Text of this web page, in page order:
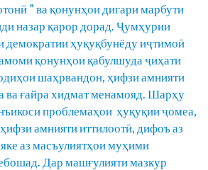
” ва қонунҳои дигари марбути
назар қарор дорад. Ҷумҳурии
демократии ҳуқуқбунёду иҷтимоӣ
қонунҳои қабулшуда ҷиҳати
шаҳрвандон, ҳифзи амнияти
ва ғайра хидмат менамояд. Шарҳу
проблемаҳои ҳуқуқии ҷомеа,
амнияти иттилоотӣ, дифоъ аз
аз масъулиятҳои муҳими
Дар машғулияти мазкур